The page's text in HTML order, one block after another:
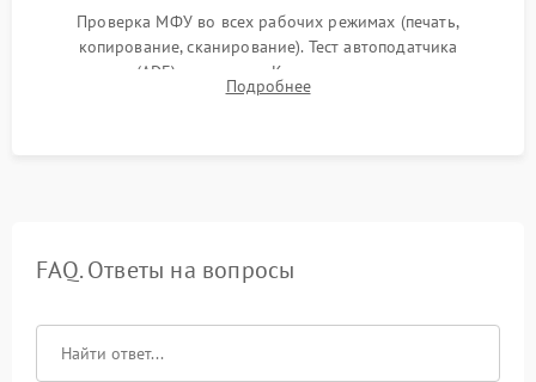
Проверка МФУ во всех рабочих режимах (печать,
копирование, сканирование). Тест автоподатчика
документов (ADF) и дуплекса. Контроль качества отпечатка
на отсутствие серого фона, полос и надежность запекания
Подробнее
FAQ. Ответы на вопросы